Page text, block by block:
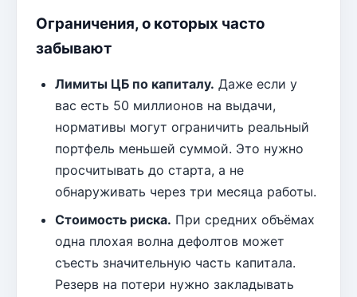
Ограничения, о которых часто
забывают
Лимиты ЦБ по капиталу. Даже если у
вас есть 50 миллионов на выдачи,
нормативы могут ограничить реальный
портфель меньшей суммой. Это нужно
просчитывать до старта, а не
обнаруживать через три месяца работы.
Стоимость риска. При средних объёмах
одна плохая волна дефолтов может
съесть значительную часть капитала.
Резерв на потери нужно закладывать